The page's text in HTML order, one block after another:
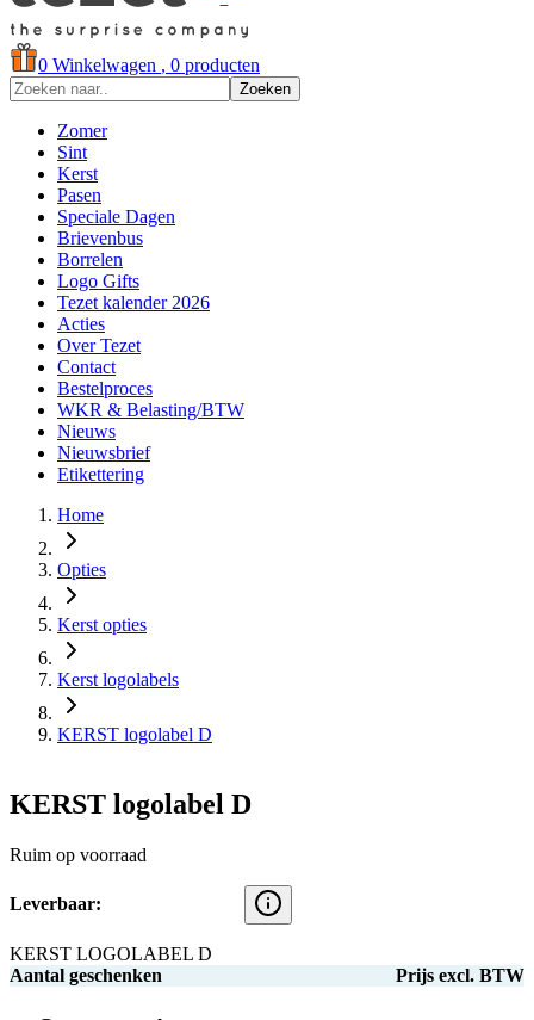
0 Winkelwagen , 0 producten
Zoeken
Zomer
Sint
Kerst
Pasen
Speciale Dagen
Brievenbus
Borrelen
Logo Gifts
Tezet kalender 2026
Acties
Over Tezet
Contact
Bestelproces
WKR & Belasting/BTW
Nieuws
Nieuwsbrief
Etikettering
Home
Opties
Kerst opties
Kerst logolabels
KERST logolabel D
KERST logolabel D
Ruim op voorraad
Leverbaar:
KERST LOGOLABEL D
Aantal geschenken
Prijs excl. BTW